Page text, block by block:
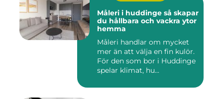
Måleri i huddinge så skapar
du hållbara och vackra ytor
hemma
Måleri handlar om mycket
mer än att välja en fin kulör.
För den som bor i Huddinge
spelar klimat, hu...